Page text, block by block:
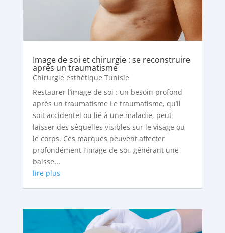
Image de soi et chirurgie : se reconstruire
après un traumatisme
Chirurgie esthétique Tunisie
Restaurer l’image de soi : un besoin profond
après un traumatisme Le traumatisme, qu’il
soit accidentel ou lié à une maladie, peut
laisser des séquelles visibles sur le visage ou
le corps. Ces marques peuvent affecter
profondément l’image de soi, générant une
baisse...
lire plus